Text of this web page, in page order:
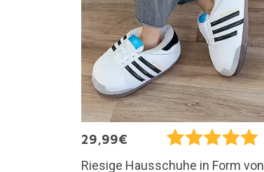
29,99€
Riesige Hausschuhe in Form von